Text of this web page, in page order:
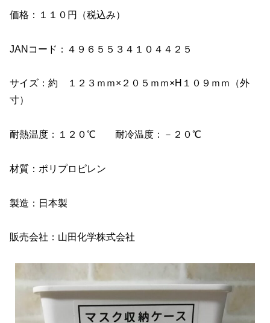
価格：１１０円（税込み）
JANコード：４９６５５３４１０４４２５
サイズ：約 １２３ｍｍ×２０５ｍｍ×H１０９ｍｍ（外
寸）
耐熱温度：１２０℃ 耐冷温度：－２０℃
材質：ポリプロピレン
製造：日本製
販売会社：山田化学株式会社